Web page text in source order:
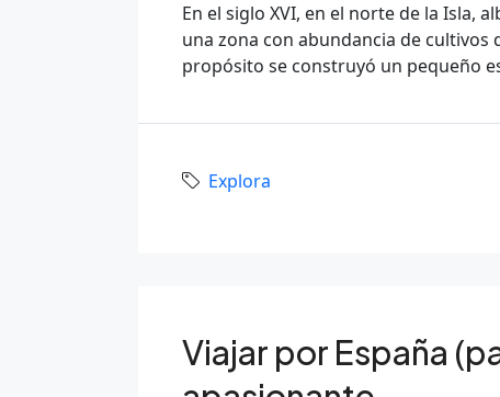
En el siglo XVI, en el norte de la Isla,
una zona con abundancia de cultivos
propósito se construyó un pequeño
Explora
Viajar por España